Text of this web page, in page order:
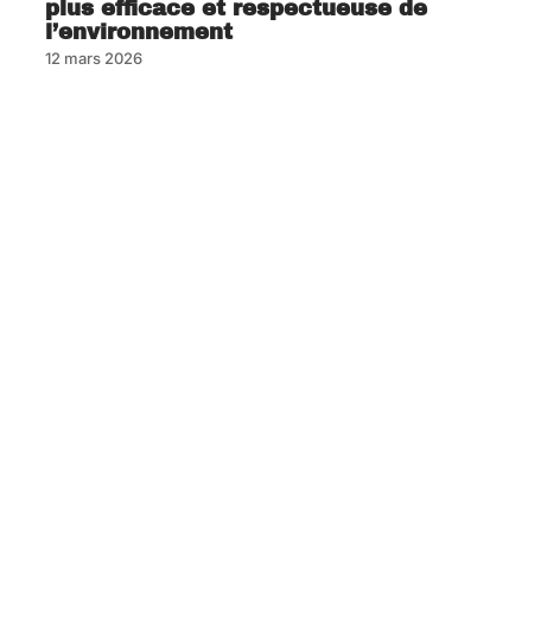
plus efficace et respectueuse de
l’environnement
12 mars 2026